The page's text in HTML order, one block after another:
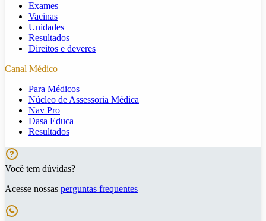
Exames
Vacinas
Unidades
Resultados
Direitos e deveres
Canal Médico
Para Médicos
Núcleo de Assessoria Médica
Nav Pro
Dasa Educa
Resultados
Você tem dúvidas?
Acesse nossas perguntas frequentes